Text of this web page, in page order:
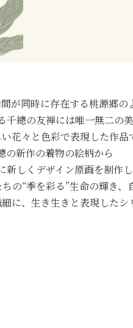
が同時に存在する桃源郷
總の友禅には唯一無二の
花々と色彩で表現した作品
の新作の着物の絵柄から
しくデザイン原画を制作
の“季を彩る”生命の輝き、
に、生き生きと表現したシ